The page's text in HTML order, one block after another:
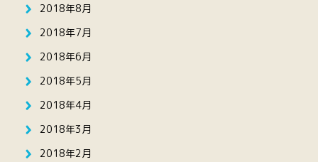
2018年8月
2018年7月
2018年6月
2018年5月
2018年4月
2018年3月
2018年2月